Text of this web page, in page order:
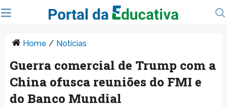
Home / Notícias
Guerra comercial de Trump com a
China ofusca reuniões do FMI e
do Banco Mundial